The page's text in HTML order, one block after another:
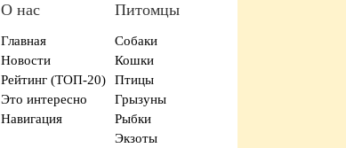
О нас
Главная
Новости
Рейтинг (ТОП-20)
Это интересно
Навигация
Питомцы
Собаки
Кошки
Птицы
Грызуны
Рыбки
Экзоты